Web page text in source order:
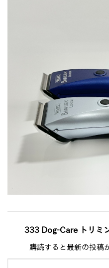
333 Dog-Care トリミ
購読すると最新の投稿
メールアドレスを入力...